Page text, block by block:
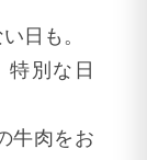
日も。
特別な日
牛肉をお